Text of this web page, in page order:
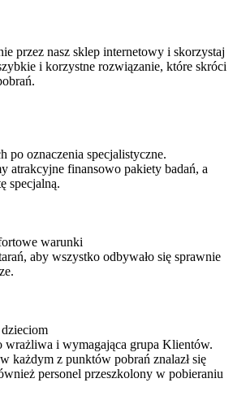
przez nasz sklep internetowy i skorzystaj
i korzystne rozwiązanie, które skróci
po oznaczenia specjalistyczne.
atrakcyjne finansowo pakiety badań, a
specjalną.
warunki
aby wszystko odbywało się sprawnie
wrażliwa i wymagająca grupa Klientów.
każdym z punktów pobrań znalazł się
personel przeszkolony w pobieraniu